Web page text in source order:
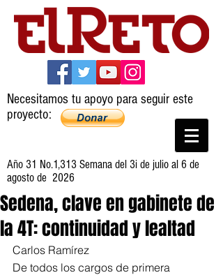
Necesitamos tu apoyo para seguir este
proyecto:
Año 31 No.1,313 Semana del 3i de julio al 6 de
agosto de 2026
Sedena, clave en gabinete de
la 4T: continuidad y lealtad
Carlos Ramírez
De todos los cargos de primera